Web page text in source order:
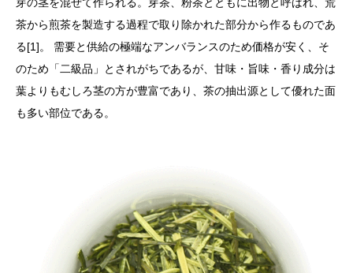
茶から煎茶を製造する過程で取り除かれた部分から作るものであ
る[1]。 需要と供給の極端なアンバランスのため価格が安く、そ
のため「二級品」とされがちであるが、甘味・旨味・香り成分は
葉よりもむしろ茎の方が豊富であり、茶の抽出源として優れた面
も多い部位である。